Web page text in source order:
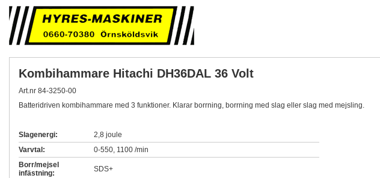
Kombihammare Hitachi DH36DAL 36 Volt
Art.nr 84-3250-00
Batteridriven kombihammare med 3 funktioner. Klarar borrning, borrning med slag eller slag med mejsling.
Slagenergi:
2,8 joule
Varvtal:
0-550, 1100 /min
Borr/mejsel
infästning:
SDS+